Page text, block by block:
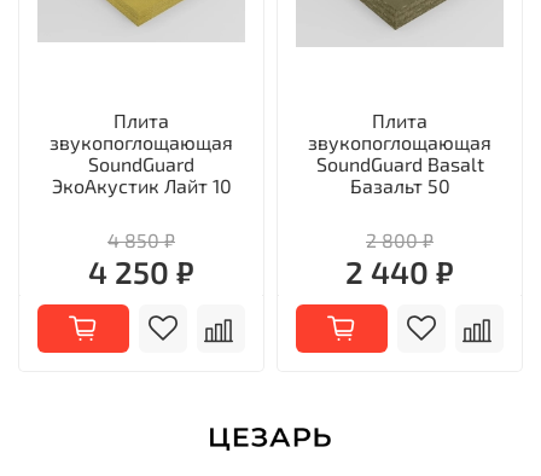
Плита
звукопоглощающая
SoundGuard
ЭкоАкустик Лайт 10
4 850 ₽
4 250 ₽
Плита
звукопоглощающая
SoundGuard Basalt
Базальт 50
2 800 ₽
2 440 ₽